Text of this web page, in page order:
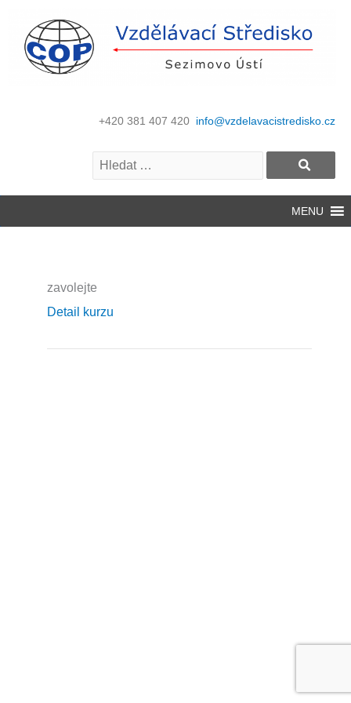
+420 381 407 420 info@vzdelavacistredisko.cz
MENU
zavolejte
Detail kurzu